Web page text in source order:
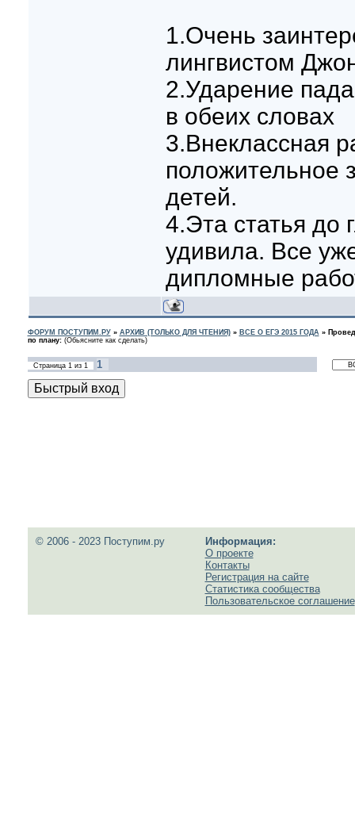
1.Очень
лингвистом
2.Ударение
в обеих словах
3.Внеклассная
положительное
детей.
4.Эта статья до
удивила. Все
дипломные
ФОРУМ ПОСТУПИМ.РУ» АРХИВ (ТОЛЬКО ДЛЯ ЧТЕНИЯ)» ВСЕ О ЕГЭ 2015 ГОДА »
по плану: (Обьясните как сделать)
Страница 1из 1 1
© 2006 - 2023 Поступим.ру
Информация:
О проекте
Контакты
Регистрация на сайте
Статистика сообщества
Пользовательское соглашение